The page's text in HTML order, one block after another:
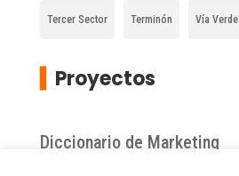
Tercer Sector Terminón Vía Verde
Proyectos
Diccionario de Marketing